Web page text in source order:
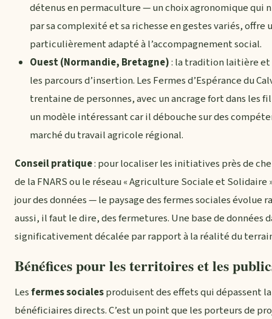
détenus en permaculture — un choix agronomique qui
par sa complexité et sa richesse en gestes variés,
particulièrement adapté à l’accompagnement social.
Ouest (Normandie, Bretagne): la tradition laitière
les parcours d’insertion. Les Fermes d’Espérance du
trentaine de personnes, avec un ancrage fort dans les
un modèle intéressant car il débouche sur des
marché du travail agricole régional.
Conseil pratique: pour localiser les initiatives près de
de la FNARS ou le réseau « Agriculture Sociale et Solidaire
jour des données — le paysage des fermes sociales évolue
aussi, il faut le dire, des fermetures. Une base de données
significativement décalée par rapport à la réalité du
Bénéfices pour les territoires et les
Lesfermes socialesproduisent des effets qui dépassent
bénéficiaires directs. C’est un point que les porteurs de